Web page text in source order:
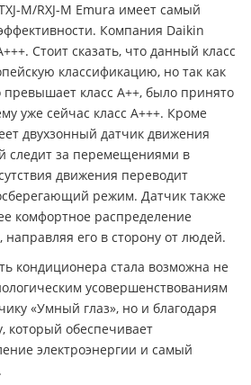
M/RXJ-M Emura имеет самый
Компания Daikin
Стоит сказать, что данный класс
классификацию, но так как
класс А++, было принято
уже сейчас класс А+++. Кроме
двухзонный датчик движения
следит за перемещениями в
движения переводит
режим. Датчик также
комфортное распределение
направляя его в сторону от людей.
кондиционера стала возможна не
усовершенствованиям
«Умный глаз», но и благодаря
который обеспечивает
электроэнергии и самый